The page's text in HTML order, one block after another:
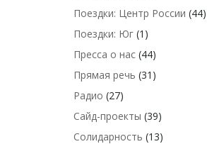
Поездки: Центр России (44)
Поездки: Юг (1)
Пресса о нас (44)
Прямая речь (31)
Радио (27)
Сайд-проекты (39)
Солидарность (13)